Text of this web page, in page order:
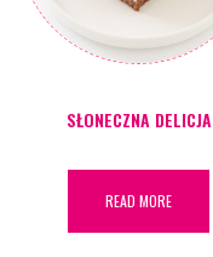
SŁONECZNA DELICJA
READ MORE